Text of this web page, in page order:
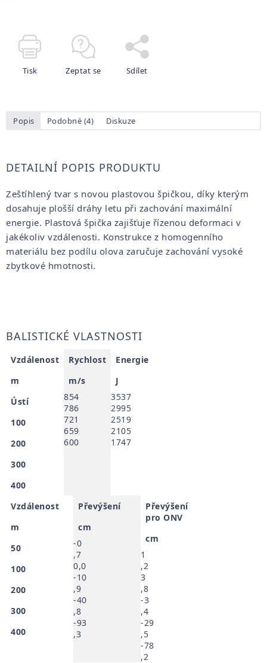
Tisk Zeptat se Sdílet
Popis Podobné (4) Diskuze
DETAILNÍ POPIS PRODUKTU
Zeštíhlený tvar s novou plastovou špičkou, díky kterým
dosahuje plošší dráhy letu při zachování maximální
energie. Plastová špička zajišťuje řízenou deformaci v
jakékoliv vzdálenosti. Konstrukce z homogenního
materiálu bez podílu olova zaručuje zachování vysoké
zbytkové hmotnosti.
BALISTICKÉ VLASTNOSTI
Vzdálenost
m
Ústí
100
200
300
400
Rychlost
m/s
854
786
721
659
600
Energie
J
3537
2995
2519
2105
1747
Vzdálenost
m
50
100
200
300
400
Převýšení
cm
-0
,7
0,0
-10
,9
-40
,8
-93
,3
Převýšení
pro ONV
cm
1
,2
3
,8
-3
,4
-29
,5
-78
,2